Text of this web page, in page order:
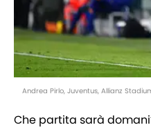
Andrea Pirlo, Juventus, Allianz
Che partita sarà